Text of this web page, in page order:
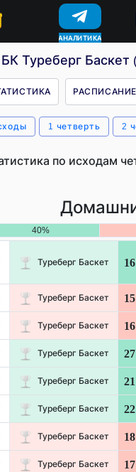
АНАЛИТИКА
КОНКУРСЫ
БК Туреберг
РАСПИСАНИЕ
1 четверть 2
по исходам
40%
Туреберг Баскет 16
Туреберг Баскет 15
Туреберг Баскет 16
Туреберг Баскет 27
Туреберг Баскет 21
Туреберг Баскет 22
Туреберг Баскет 18
Туреберг Баскет 17